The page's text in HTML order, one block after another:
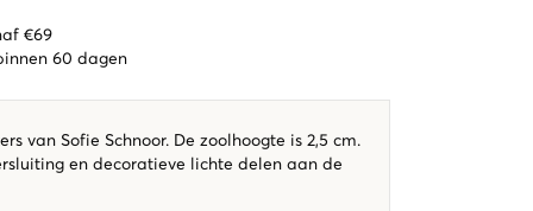
€69
60 dagen
van Sofie Schnoor. De zoolhoogte is 2,5 cm.
en decoratieve lichte delen aan de